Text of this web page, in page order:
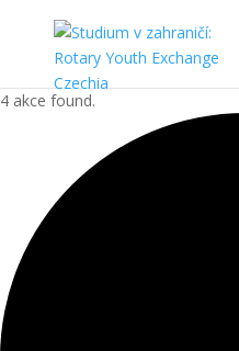
4 akce found.